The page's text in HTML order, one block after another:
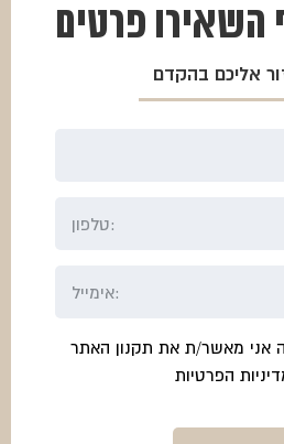
השאירו פרטים
אליכם בהקדם
אני מאשר/ת את תקנון האתר
הפרטיות